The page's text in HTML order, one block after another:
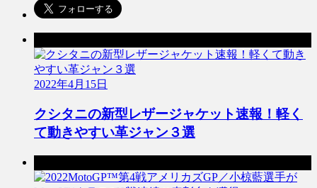
2022年4月15日
クシタニの新型レザージャケット速報！軽く
て動きやすい革ジャン３選